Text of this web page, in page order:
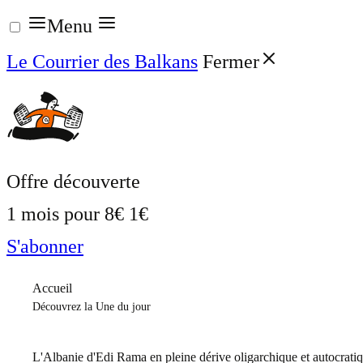
Aller
au
contenu
Menu
Le Courrier des Balkans Fermer
Offre découverte
1 mois pour 8€ 1€
S'abonner
Accueil
Découvrez la Une du jour
L'Albanie d'Edi Rama en pleine dérive oligarchique et